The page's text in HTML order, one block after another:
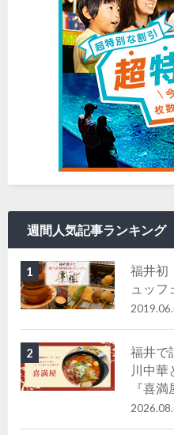
週間人気記事ランキング
1
福井初
ュッフ
2
福井で
川中華
『喜満